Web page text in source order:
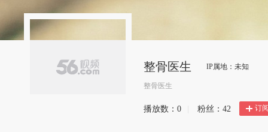
整骨医生 IP属地：未知
整骨医生
播放数： 0 粉丝： 42 订